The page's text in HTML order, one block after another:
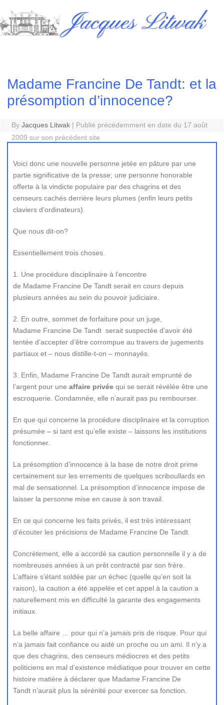
to
content
Jacques Litwak
Madame Francine De Tandt: et la
présomption d’innocence?
By Jacques Litwak | Publié précédemment en date du 17 août
2009 sur son précédent site
Voici donc une nouvelle personne jetée en pâture par une
partie significative de la presse; une personne honorable
offerte à la vindicte populaire par des chagrins et des
censeurs cachés derrière leurs plumes (enfin leurs petits
claviers d’ordinateurs).
Que nous dit-on?
Essentiellement trois choses.
1. Une procédure disciplinaire à l’encontre
de Madame Francine De Tandt serait en cours depuis
plusieurs années au sein du pouvoir judiciaire.
2. En outre, sommet de forfaiture pour un juge,
Madame Francine De Tandt serait suspectée d’avoir été
tentée d’accepter d’être corrompue au travers de jugements
partiaux et – nous distille-t-on – monnayés.
3. Enfin, Madame Francine De Tandt aurait emprunté de
l’argent pour une affaire privée qui se serait révélée être une
escroquerie. Condamnée, elle n’aurait pas pu rembourser.
En que qui concerne la procédure disciplinaire et la corruption
présumée – si tant est qu’elle existe – laissons les institutions
fonctionner.
La présomption d’innocence à la base de notre droit prime
certainement sur les errements de quelques scriboullards en
mal de sensationnel. La présomption d’innocence impose de
laisser la personne mise en cause à son travail.
En ce qui concerne les faits privés, il est très intéressant
d’écouter les précisions de Madame Francine De Tandt.
Concrètement, elle a accordé sa caution personnelle il y a de
nombreuses années à un prêt contracté par son frère.
L’affaire s’étant soldée par un échec (quelle qu’en soit la
raison), la caution a été appelée et cet appel à la caution a
naturellement mis en difficulté la garante des engagements
initiaux.
La belle affaire … pour qui n’a jamais pris de risque. Pour qui
n’a jamais fait confiance ou aidé un proche ou un ami. Il n’y a
que des chagrins, des censeurs médiocres et des petits
politiciens en mal d’existence médiatique pour trouver en cette
histoire matière à déclarer que Madame Francine De
Tandt n’aurait plus la sérénité pour exercer sa fonction.